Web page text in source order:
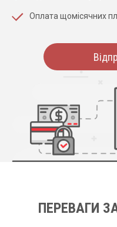
Оплата щомісячних
ПЕРЕВАГИ